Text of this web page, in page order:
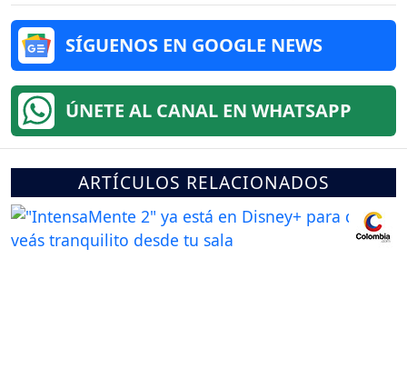
SÍGUENOS EN GOOGLE NEWS
ÚNETE AL CANAL EN WHATSAPP
ARTÍCULOS RELACIONADOS